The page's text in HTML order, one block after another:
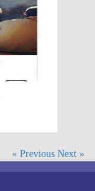
« Previous
Next »